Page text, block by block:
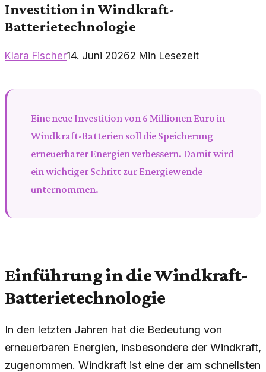
Investition in Windkraft-
Batterietechnologie
Klara Fischer14. Juni 20262 Min Lesezeit
Eine neue Investition von 6 Millionen Euro in
Windkraft-Batterien soll die Speicherung
erneuerbarer Energien verbessern. Damit wird
ein wichtiger Schritt zur Energiewende
unternommen.
Einführung in die Windkraft-
Batterietechnologie
In den letzten Jahren hat die Bedeutung von
erneuerbaren Energien, insbesondere der Windkraft,
zugenommen. Windkraft ist eine der am schnellsten